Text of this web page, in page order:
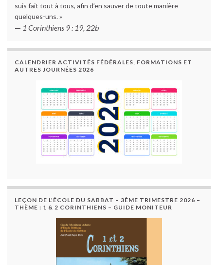
suis fait tout à tous, afin d’en sauver de toute manière
quelques-uns. »
— 1 Corinthiens 9 : 19, 22b
CALENDRIER ACTIVITÉS FÉDÉRALES, FORMATIONS ET
AUTRES JOURNÉES 2026
LEÇON DE L’ÉCOLE DU SABBAT – 3ÈME TRIMESTRE 2026 –
THÈME : 1 & 2 CORINTHIENS – GUIDE MONITEUR